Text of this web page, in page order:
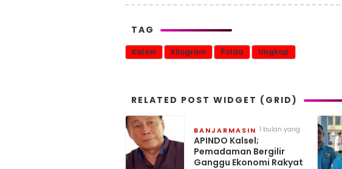
TAG
Kalsel Kilogram Polda Ungkap
RELATED POST WIDGET (GRID)
BANJARMASIN 1 bulan yang
APINDO Kalsel;
Pemadaman Bergilir
Ganggu Ekonomi Rakyat